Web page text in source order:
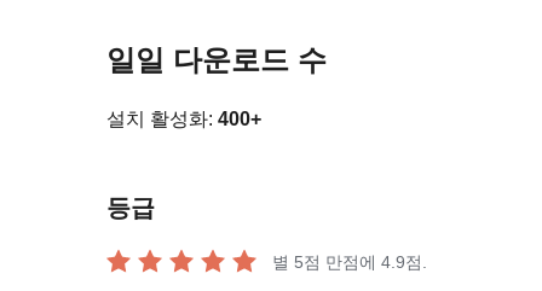
일일 다운로드 수
설치 활성화: 400+
등급
별 5점 만점에 4.9점.